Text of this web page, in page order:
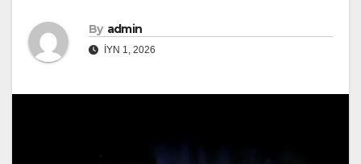
By admin
İYN 1, 2026